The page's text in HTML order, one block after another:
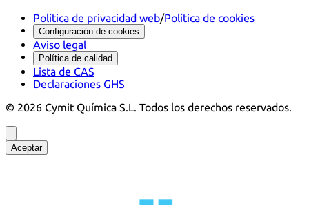
Política de privacidad web/Política de cookies
Configuración de cookies
Aviso legal
Política de calidad
Lista de CAS
Declaraciones GHS
© 2026 Cymit Química S.L. Todos los derechos reservados.
Aceptar